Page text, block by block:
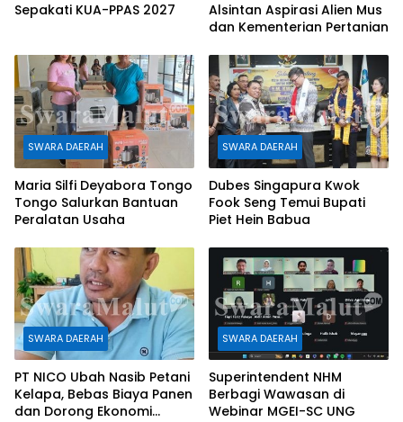
Sepakati KUA-PPAS 2027
Alsintan Aspirasi Alien Mus
dan Kementerian Pertanian
SWARA DAERAH
Maria Silfi Deyabora Tongo
Tongo Salurkan Bantuan
Peralatan Usaha
SWARA DAERAH
Dubes Singapura Kwok
Fook Seng Temui Bupati
Piet Hein Babua
SWARA DAERAH
PT NICO Ubah Nasib Petani
Kelapa, Bebas Biaya Panen
dan Dorong Ekonomi
SWARA DAERAH
Superintendent NHM
Berbagi Wawasan di
Webinar MGEI-SC UNG